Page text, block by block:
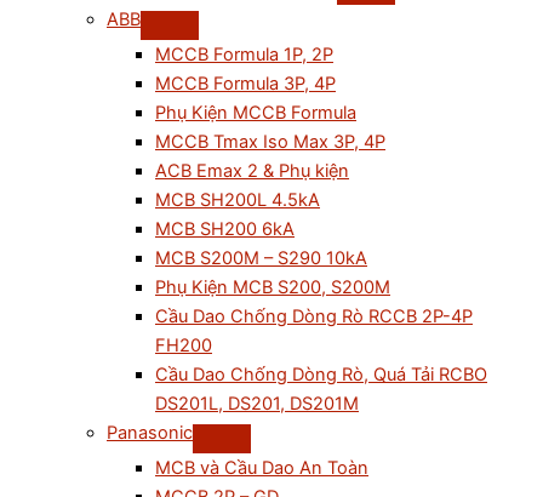
ABB
MCCB Formula 1P, 2P
MCCB Formula 3P, 4P
Phụ Kiện MCCB Formula
MCCB Tmax Iso Max 3P, 4P
ACB Emax 2 & Phụ kiện
MCB SH200L 4.5kA
MCB SH200 6kA
MCB S200M – S290 10kA
Phụ Kiện MCB S200, S200M
Cầu Dao Chống Dòng Rò RCCB 2P-4P
FH200
Cầu Dao Chống Dòng Rò, Quá Tải RCBO
DS201L, DS201, DS201M
Panasonic
MCB và Cầu Dao An Toàn